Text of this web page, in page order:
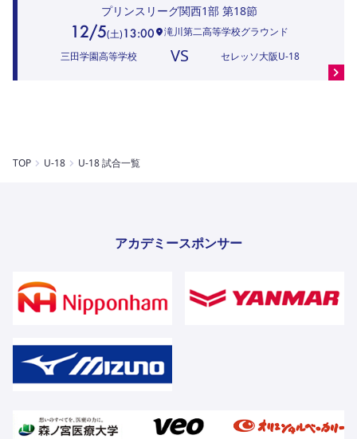
プリンスリーグ関西1部 第18節
12/5(土)13:00 滝川第二高等学校グラウンド
セレッソ大阪U-18
VS
三田学園高等学校
TOP U-18 U-18 試合一覧
アカデミースポンサー